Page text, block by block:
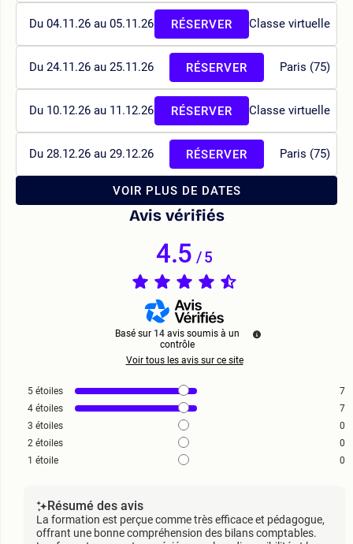
Du 04.11.26 au 05.11.26 Classe virtuelle
RÉSERVER
Du 24.11.26 au 25.11.26 Paris (75)
RÉSERVER
Du 10.12.26 au 11.12.26 Classe virtuelle
RÉSERVER
Du 28.12.26 au 29.12.26 Paris (75)
RÉSERVER
VOIR PLUS DE DATES
Avis vérifiés
4.5/5
Basé sur 14 avis soumis à un
contrôle
Voir tous les avis sur ce site
5 étoiles
7
4 étoiles
7
3 étoiles
0
2 étoiles
0
1 étoile 0
Résumé des avis
La formation est perçue comme très efficace et pédagogue,
offrant une bonne compréhension des bilans comptables.